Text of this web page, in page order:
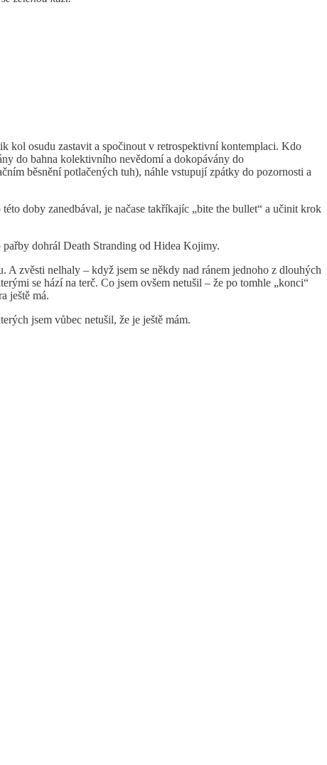
kol osudu zastavit a spočinout v retrospektivní kontemplaci. Kdo
do bahna kolektivního nevědomí a dokopávány do
běsnění potlačených tuh), náhle vstupují zpátky do pozornosti a
doby zanedbával, je načase takříkajíc „bite the bullet“ a učinit krok
pařby dohrál Death Stranding od Hidea Kojimy.
A zvěsti nelhaly – když jsem se někdy nad ránem jednoho z dlouhých
se hází na terč. Co jsem ovšem netušil – že po tomhle „konci“
ještě má.
jsem vůbec netušil, že je ještě mám.